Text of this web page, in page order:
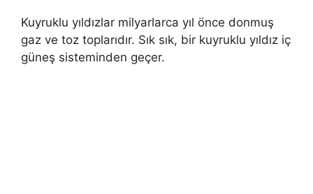
Kuyruklu yıldızlar milyarlarca yıl önce donmuş
gaz ve toz toplarıdır. Sık sık, bir kuyruklu yıldız iç
güneş sisteminden geçer.